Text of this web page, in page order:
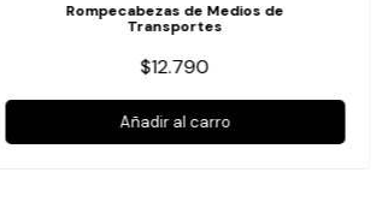
Rompecabezas de Medios de
Transportes
$12.790
Añadir al carro